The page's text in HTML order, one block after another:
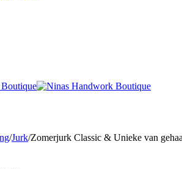
/Jurk/Zomerjurk Classic & Unieke van